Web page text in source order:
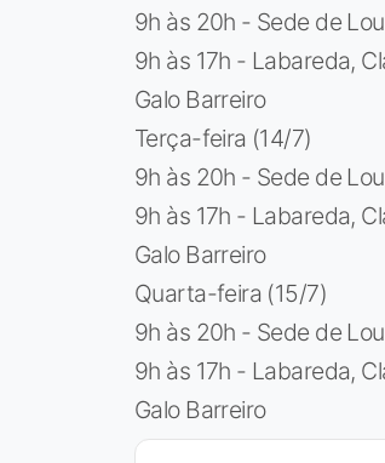
9h às 20h - Sede de
9h às 17h - Labareda,
Galo Barreiro
Terça-feira (14/7)
9h às 20h - Sede de
9h às 17h - Labareda,
Galo Barreiro
Quarta-feira (15/7)
9h às 20h - Sede de
9h às 17h - Labareda,
Galo Barreiro